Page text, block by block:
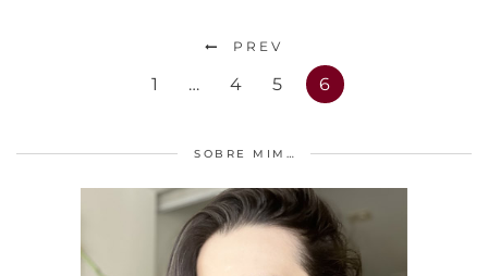
PREV
1 … 4 5 6
SOBRE MIM…